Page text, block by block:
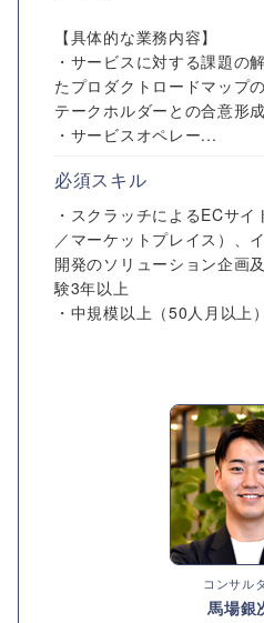
【具体的な業務内容】
・サービスに対する課題の
たプロダクトロードマップ
テークホルダーとの合意形
・サービスオペレー...
必須スキル
・スクラッチによるECサ
／マーケットプレイス）、
開発のソリューション企画
験3年以上
・中規模以上（50人月以上
コンサル
馬場銀